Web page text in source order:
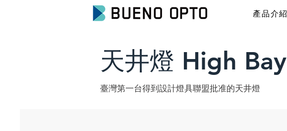
產品介紹
天井燈 High Bay
臺灣第一台得到設計燈具聯盟批准的天井燈